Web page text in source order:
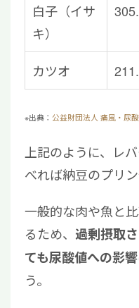
白子（イサ
キ）
カツオ
※出典： 公益財団法人 痛風・尿
上記のように、レ
べれば納豆のプリン
一般的な肉や魚と
るため、 過剰摂取
ても尿酸値への影
う。